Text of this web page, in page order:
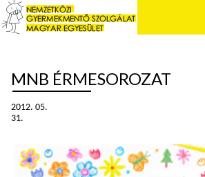
MNB ÉRMESOROZAT
2012. 05.
31.